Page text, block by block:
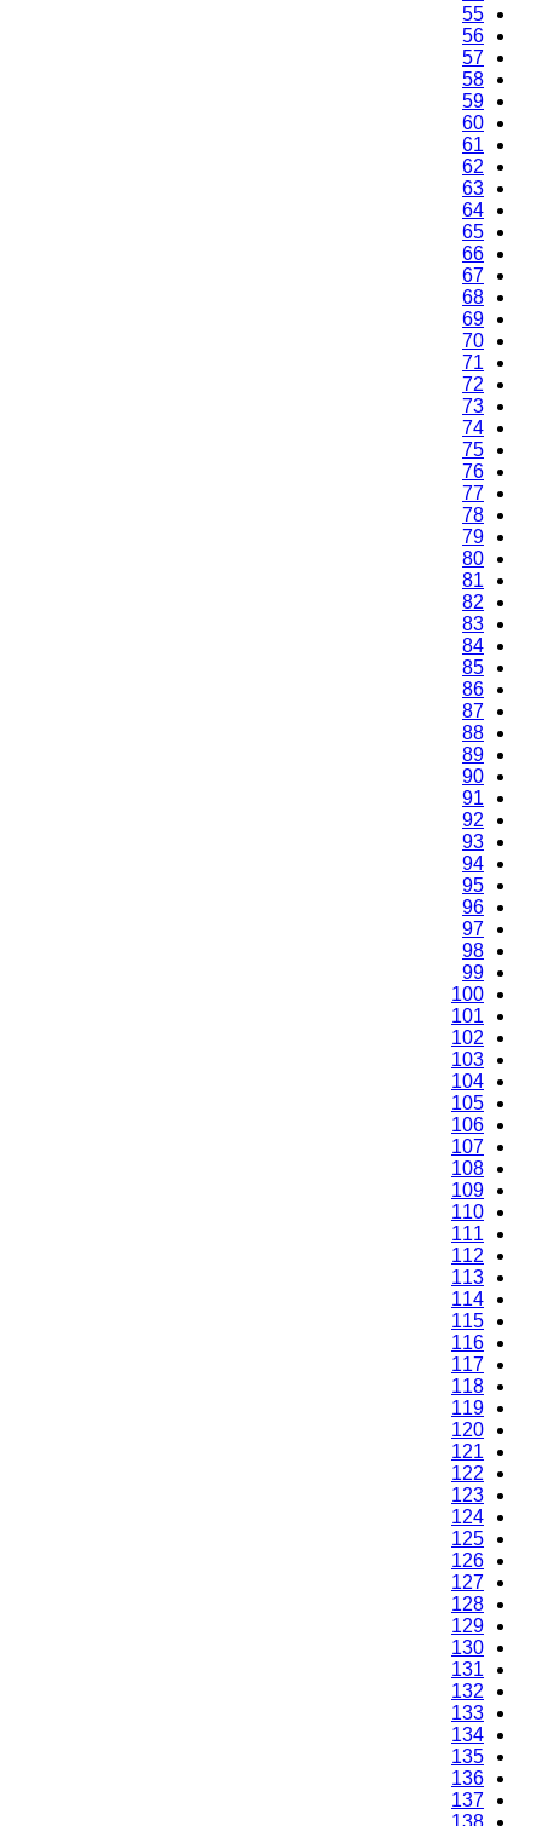
55
56
57
58
59
60
61
62
63
64
65
66
67
68
69
70
71
72
73
74
75
76
77
78
79
80
81
82
83
84
85
86
87
88
89
90
91
92
93
94
95
96
97
98
99
100
101
102
103
104
105
106
107
108
109
110
111
112
113
114
115
116
117
118
119
120
121
122
123
124
125
126
127
128
129
130
131
132
133
134
135
136
137